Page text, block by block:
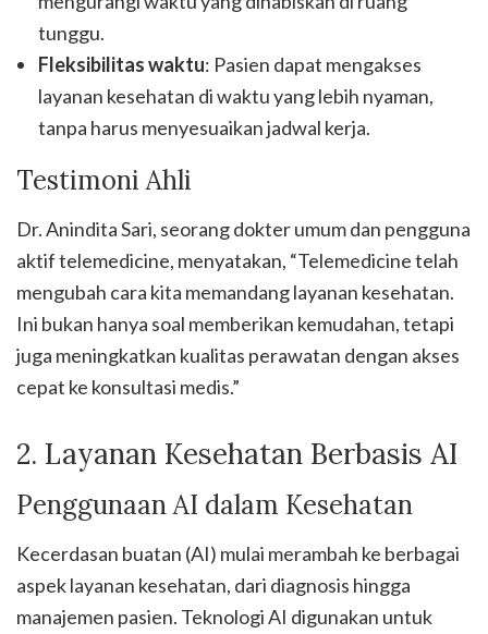
tunggu.
Fleksibilitas waktu: Pasien dapat mengakses
layanan kesehatan di waktu yang lebih nyaman,
tanpa harus menyesuaikan jadwal kerja.
Testimoni Ahli
Dr. Anindita Sari, seorang dokter umum dan pengguna
aktif telemedicine, menyatakan, “Telemedicine telah
mengubah cara kita memandang layanan kesehatan.
Ini bukan hanya soal memberikan kemudahan, tetapi
juga meningkatkan kualitas perawatan dengan akses
cepat ke konsultasi medis.”
2. Layanan Kesehatan Berbasis AI
Penggunaan AI dalam Kesehatan
Kecerdasan buatan (AI) mulai merambah ke berbagai
aspek layanan kesehatan, dari diagnosis hingga
manajemen pasien. Teknologi AI digunakan untuk